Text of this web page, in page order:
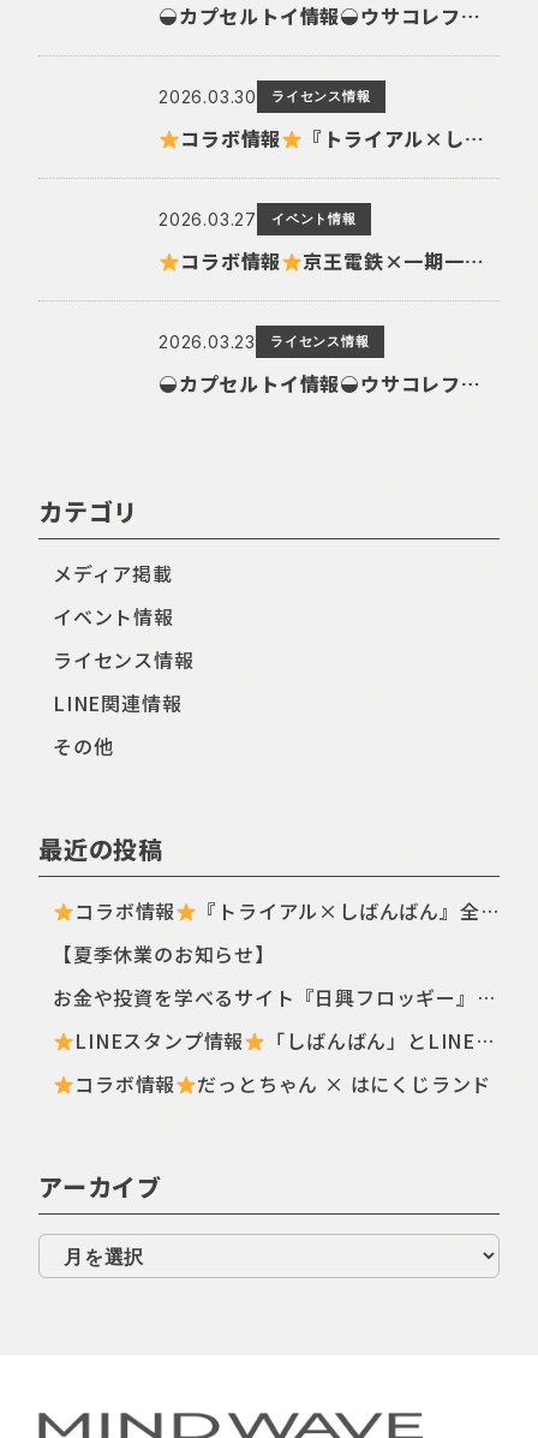
◒カプセルトイ情報◒ウサコレフレンズ パケージコレクション
2026.03.30 ライセンス情報
コラボ情報 『トライアル×しばんばん』
2026.03.27 イベント情報
コラボ情報 京王電鉄×一期一会 コラボグッズ
2026.03.23 ライセンス情報
◒カプセルトイ情報◒ウサコレフレンズ レトロコインケース
カテゴリ
メディア掲載
イベント情報
ライセンス情報
LINE関連情報
その他
最近の投稿
コラボ情報
『トライアル×しばんばん』全国のトライアル店舗・ECサイトにてTシャツ新シリーズが登場〈ฅ `ᴥ´ ฅ〉
【夏季休業のお知らせ】
お金や投資を学べるサイト『日興フロッギー』にてTomo.Nがぴよこ豆のイラストを描き下ろしました
LINEスタンプ情報
「しばんばん」とLINEオープンチャットがコラボしたスタンプが初登場！
コラボ情報
だっとちゃん × はにくじランド
アーカイブ